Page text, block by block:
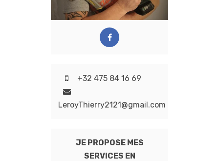
+32 475 84 16 69
LeroyThierry2121@gmail.com
JE PROPOSE MES
SERVICES EN